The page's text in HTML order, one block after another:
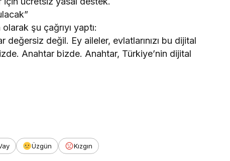
şu çağrıyı yaptı:
değersiz değil. Ey aileler, evlatlarınızı bu dijital
Anahtar bizde. Anahtar, Türkiye’nin dijital
Üzgün Kızgın